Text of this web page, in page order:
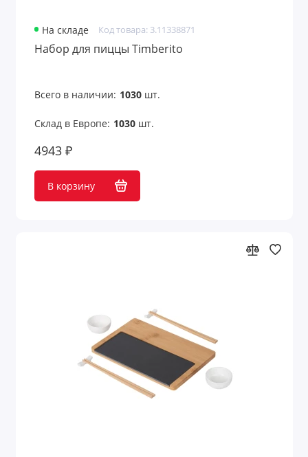
На складе Код товара: 3.11338871
Набор для пиццы Timberito
Всего в наличии: 1030шт.
Склад в Европе: 1030шт.
4943 ₽
В корзину